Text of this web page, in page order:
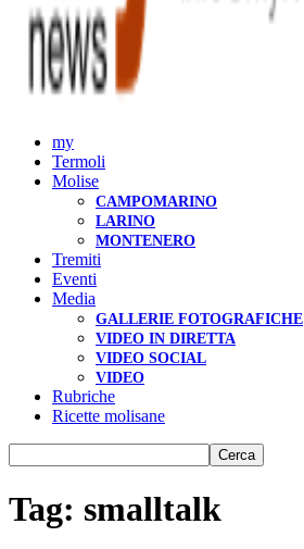
my
Termoli
Molise
CAMPOMARINO
LARINO
MONTENERO
Tremiti
Eventi
Media
GALLERIE FOTOGRAFICHE
VIDEO IN DIRETTA
VIDEO SOCIAL
VIDEO
Rubriche
Ricette molisane
Tag: smalltalk